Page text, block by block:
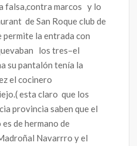
falsa,contra marcos y lo
de San Roque club de
la entrada con
los tres–el
su pantalón tenía la
el cocinero
esta claro que los
provincia saben que el
de hermano de
Navarrro y el